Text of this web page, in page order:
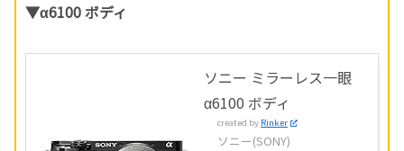
▼α6100 ボディ
ソニー ミラーレス一眼
α6100 ボディ
created by Rinker
ソニー(SONY)